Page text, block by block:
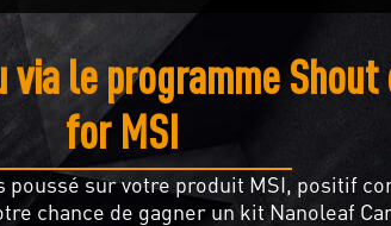
via le programme
for MSI
poussé sur votre produit MSI, positif
chance de gagner un kit Nanoleaf